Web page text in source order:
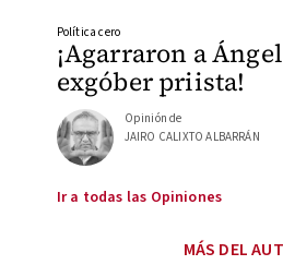
¡Agarraron a
exgóber priista!
Política cero
Opinión de
JAIRO CALIXTO ALBARRÁN
Ir a todas las Opiniones
MÁS DEL